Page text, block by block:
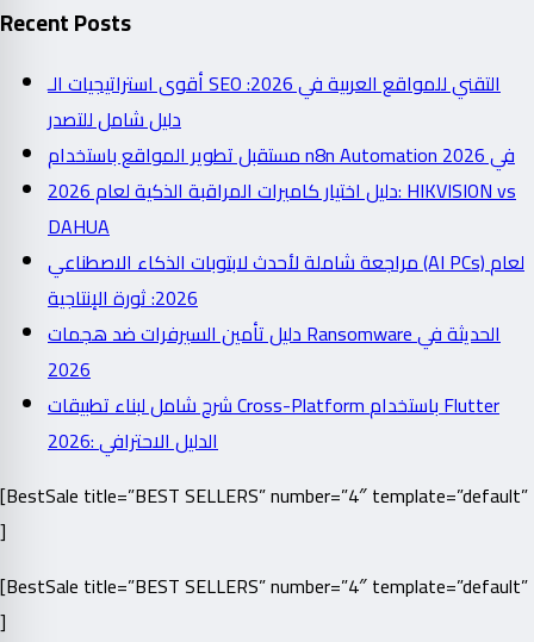
Recent Posts
أقوى استراتيجيات الـ SEO التقني للمواقع العربية في 2026:
دليل شامل للتصدر
مستقبل تطوير المواقع باستخدام n8n Automation في 2026
دليل اختيار كاميرات المراقبة الذكية لعام 2026: HIKVISION vs
DAHUA
مراجعة شاملة لأحدث لابتوبات الذكاء الاصطناعي (AI PCs) لعام
2026: ثورة الإنتاجية
دليل تأمين السيرفرات ضد هجمات Ransomware الحديثة في
2026
شرح شامل لبناء تطبيقات Cross-Platform باستخدام Flutter
2026: الدليل الاحترافي
[BestSale title=”BEST SELLERS” number=”4″ template=”default”
]
[BestSale title=”BEST SELLERS” number=”4″ template=”default”
]